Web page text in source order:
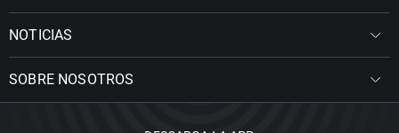
NOTICIAS
SOBRE NOSOTROS